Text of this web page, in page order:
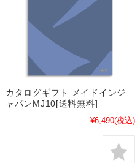
カタログギフト メイドインジ
ャパンMJ10[送料無料]
¥6,490(税込)